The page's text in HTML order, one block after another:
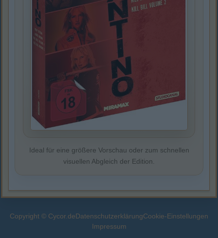
Ideal für eine größere Vorschau oder zum schnellen
visuellen Abgleich der Edition.
Copyright © Cycor.deDatenschutzerklärungCookie-Einstellungen
Impressum